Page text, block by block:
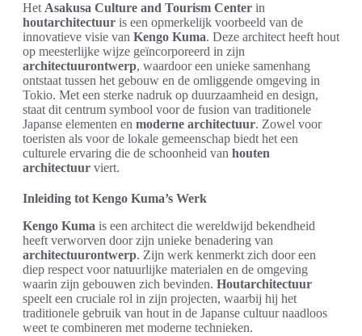
Het Asakusa Culture and Tourism Center in
houtarchitectuur is een opmerkelijk voorbeeld van de
innovatieve visie van Kengo Kuma. Deze architect heeft hout
op meesterlijke wijze geïncorporeerd in zijn
architectuurontwerp, waardoor een unieke samenhang
ontstaat tussen het gebouw en de omliggende omgeving in
Tokio. Met een sterke nadruk op duurzaamheid en design,
staat dit centrum symbool voor de fusion van traditionele
Japanse elementen en moderne architectuur. Zowel voor
toeristen als voor de lokale gemeenschap biedt het een
culturele ervaring die de schoonheid van houten
architectuur viert.
Inleiding tot Kengo Kuma’s Werk
Kengo Kuma is een architect die wereldwijd bekendheid
heeft verworven door zijn unieke benadering van
architectuurontwerp. Zijn werk kenmerkt zich door een
diep respect voor natuurlijke materialen en de omgeving
waarin zijn gebouwen zich bevinden. Houtarchitectuur
speelt een cruciale rol in zijn projecten, waarbij hij het
traditionele gebruik van hout in de Japanse cultuur naadloos
weet te combineren met moderne technieken.